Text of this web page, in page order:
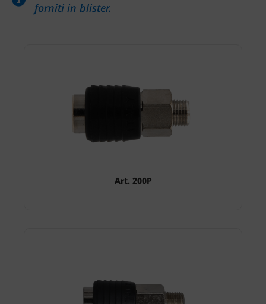
forniti in blister.
Art. 200P